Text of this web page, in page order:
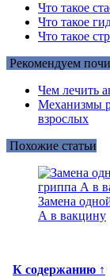
Что такое
Что такое
Что такое
Рекомендуем
Чем лечить
Механизмы
взрослых
Похожие статьи
Замена
А в вакцину
К содержанию ↑